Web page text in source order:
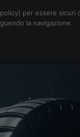
per essere sicuri
la navigazione.